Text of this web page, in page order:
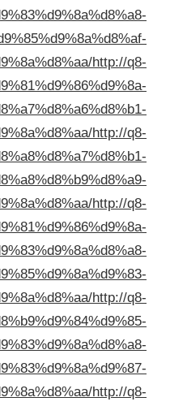
kuwait.byethost10.com/
kuwait.byethost10.com/